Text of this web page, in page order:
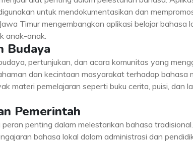
untuk mendokumentasikan dan
Timur mengembangkan aplikasi belajar bahasa
anak-anak.
Budaya
pertunjukan, dan acara komunitas yang
dan kecintaan masyarakat terhadap bahasa
materi pemelajaran seperti buku cerita, puisi, dan
Pemerintah
penting dalam melestarikan bahasa
bahasa lokal dalam administrasi dan